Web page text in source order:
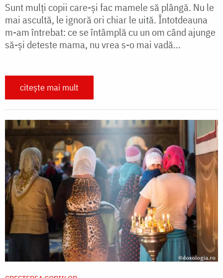
Sunt mulți copii care-și fac mamele să plângă. Nu le
mai ascultă, le ignoră ori chiar le uită. Întotdeauna
m-am întrebat: ce se întâmplă cu un om când ajunge
să-și deteste mama, nu vrea s-o mai vadă...
citește mai mult